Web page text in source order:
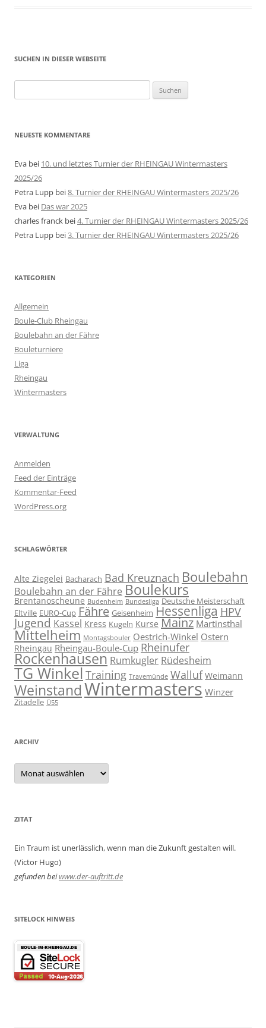
SUCHEN IN DIESER WEBSEITE
nach:
NEUESTE KOMMENTARE
Eva bei 10. und letztes Turnier der RHEINGAU Wintermasters
2025/26
Petra Lupp bei8. Turnier der RHEINGAU Wintermasters 2025/26
Eva bei Das war 2025
charles franck bei4. Turnier der RHEINGAU Wintermasters 2025/26
Petra Lupp bei3. Turnier der RHEINGAU Wintermasters 2025/26
KATEGORIEN
Allgemein
Boule-Club Rheingau
Boulebahn an der Fähre
Bouleturniere
Liga
Rheingau
Wintermasters
VERWALTUNG
Anmelden
Feed der Einträge
Kommentar-Feed
WordPress.org
SCHLAGWÖRTER
Alte Ziegelei Bacharach Bad Kreuznach Boulebahn
Boulebahn an der Fähre Boulekurs
Brentanoscheune Budenheim Bundesliga Deutsche Meisterschaft
Eltville EURO-Cup Fähre Geisenheim Hessenliga HPV
Jugend Kassel Kress Kugeln Kurse Mainz Martinsthal
Mittelheim Montagsbouler Oestrich-Winkel Ostern
Rheingau Rheingau-Boule-Cup Rheinufer
Rockenhausen Rumkugler Rüdesheim
TG WinkelTraining Travemünde Walluf Weimann
WeinstandWintermasters Winzer
Zitadelle Ü55
ARCHIV
Archiv
ZITAT
Ein Traum ist unerlässlich, wenn man die Zukunft gestalten will.
(Victor Hugo)
gefunden beiwww.der-auftritt.de
SITELOCK HINWEIS